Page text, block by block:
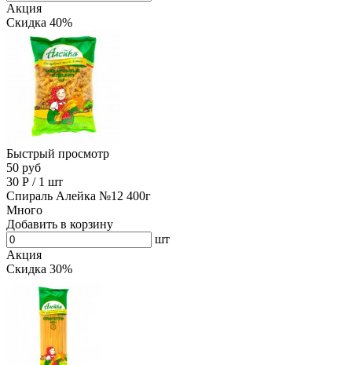
Акция
Скидка 40%
Быстрый просмотр
50 руб
30 Р / 1 шт
Спираль Алейка №12 400г
Много
Добавить в корзину
шт
Акция
Скидка 30%